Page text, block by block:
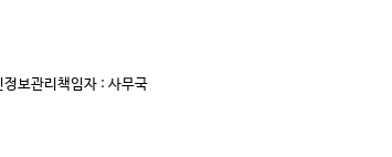
정보관리책임자 : 사무국